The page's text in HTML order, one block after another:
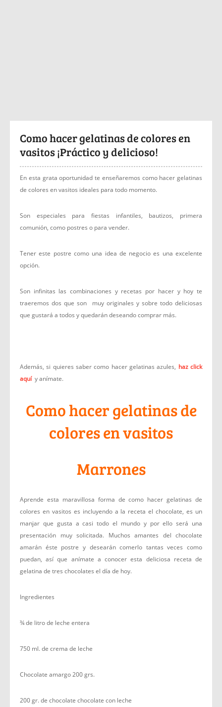
Como hacer gelatinas de colores en
vasitos ¡Práctico y delicioso!
En esta grata oportunidad te enseñaremos como hacer gelatinas
de colores en vasitos ideales para todo momento.
Son especiales para fiestas infantiles, bautizos, primera
comunión, como postres o para vender.
Tener este postre como una idea de negocio es una excelente
opción.
Son infinitas las combinaciones y recetas por hacer y hoy te
traeremos dos que son muy originales y sobre todo deliciosas
que gustará a todos y quedarán deseando comprar más.
Además, si quieres saber como hacer gelatinas azules, haz click
aquí y anímate.
Como hacer gelatinas de
colores en vasitos
Marrones
Aprende esta maravillosa forma de como hacer gelatinas de
colores en vasitos es incluyendo a la receta el chocolate, es un
manjar que gusta a casi todo el mundo y por ello será una
presentación muy solicitada. Muchos amantes del chocolate
amarán éste postre y desearán comerlo tantas veces como
puedan, así que anímate a conocer esta deliciosa receta de
gelatina de tres chocolates el día de hoy.
Ingredientes
¾ de litro de leche entera
750 ml. de crema de leche
Chocolate amargo 200 grs.
200 gr. de chocolate chocolate con leche